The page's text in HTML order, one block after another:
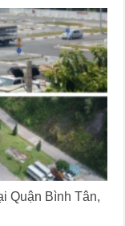
Quận Bình Tân,